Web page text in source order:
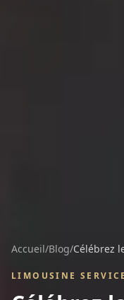
Accueil/Blog/Célébrez
LIMOUSINE SERVICE